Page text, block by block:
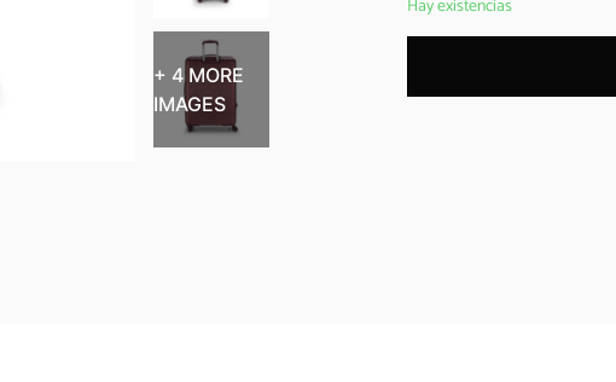
+ 4 MORE
IMAGES
Hay existencias